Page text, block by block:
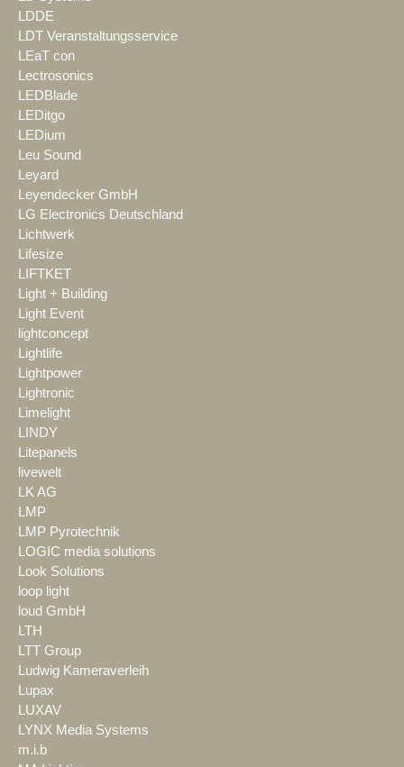
LDDE
LDT Veranstaltungsservice
LEaT con
Lectrosonics
LEDBlade
LEDitgo
LEDium
Leu Sound
Leyard
Leyendecker GmbH
LG Electronics Deutschland
Lichtwerk
Lifesize
LIFTKET
Light + Building
Light Event
lightconcept
Lightlife
Lightpower
Lightronic
Limelight
LINDY
Litepanels
livewelt
LK AG
LMP
LMP Pyrotechnik
LOGIC media solutions
Look Solutions
loop light
loud GmbH
LTH
LTT Group
Ludwig Kameraverleih
Lupax
LUXAV
LYNX Media Systems
m.i.b